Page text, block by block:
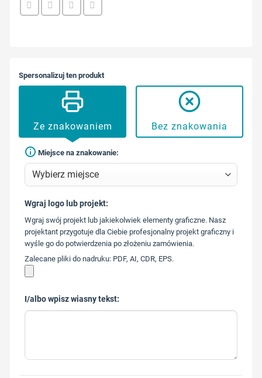
Spersonalizuj ten produkt
Ze znakowaniem Bez znakowania
Miejsce na znakowanie:
573 568
217
Wgraj logo lub projekt:
Wgraj swój projekt lub jakiekolwiek elementy graficzne. Nasz
projektant przygotuje dla Ciebie profesjonalny projekt graficzny i
wyśle go do potwierdzenia po złożeniu zamówienia.
Zalecane pliki do nadruku: PDF, AI, CDR, EPS.
I/albo wpisz wiasny tekst: